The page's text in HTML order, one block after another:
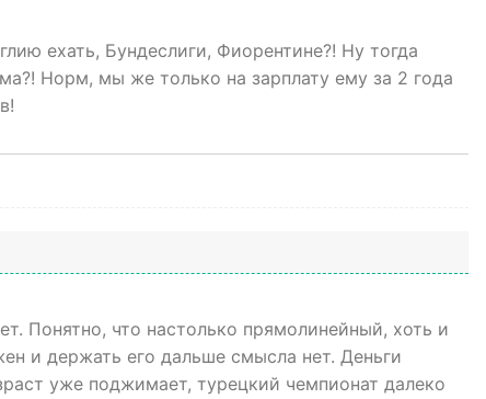
ехать, Бундеслиги, Фиорентине?! Ну тогда
Норм, мы же только на зарплату ему за 2 года
Понятно, что настолько прямолинейный, хоть и
и держать его дальше смысла нет. Деньги
уже поджимает, турецкий чемпионат далеко